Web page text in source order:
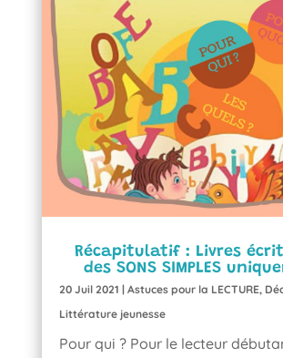
Récapitulatif : Livres
des SONS SIMPLES
20 Juil 2021 | Astuces pour la LECTURE,
Littérature jeunesse
Pour qui ? Pour le lecteur